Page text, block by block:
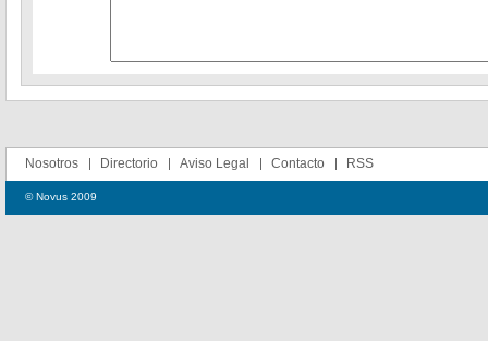
Nosotros Directorio Aviso Legal Contacto RSS
© Novus 2009